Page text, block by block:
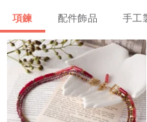
項鍊 配件飾品 手工